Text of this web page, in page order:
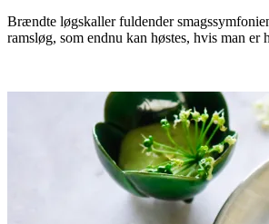
Brændte løgskaller fuldender
ramsløg, som endnu kan høstes, hvis man er